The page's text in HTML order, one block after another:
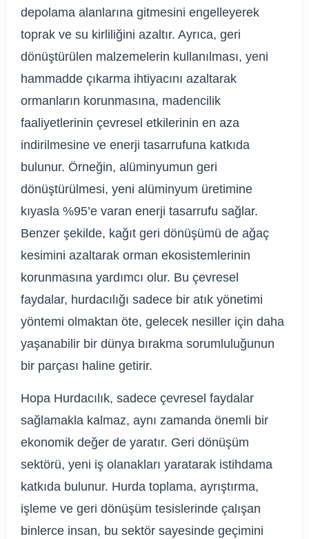
depolama alanlarına gitmesini engelleyerek
toprak ve su kirliliğini azaltır. Ayrıca, geri
dönüştürülen malzemelerin kullanılması, yeni
hammadde çıkarma ihtiyacını azaltarak
ormanların korunmasına, madencilik
faaliyetlerinin çevresel etkilerinin en aza
indirilmesine ve enerji tasarrufuna katkıda
bulunur. Örneğin, alüminyumun geri
dönüştürülmesi, yeni alüminyum üretimine
kıyasla %95’e varan enerji tasarrufu sağlar.
Benzer şekilde, kağıt geri dönüşümü de ağaç
kesimini azaltarak orman ekosistemlerinin
korunmasına yardımcı olur. Bu çevresel
faydalar, hurdacılığı sadece bir atık yönetimi
yöntemi olmaktan öte, gelecek nesiller için daha
yaşanabilir bir dünya bırakma sorumluluğunun
bir parçası haline getirir.
Hopa Hurdacılık, sadece çevresel faydalar
sağlamakla kalmaz, aynı zamanda önemli bir
ekonomik değer de yaratır. Geri dönüşüm
sektörü, yeni iş olanakları yaratarak istihdama
katkıda bulunur. Hurda toplama, ayrıştırma,
işleme ve geri dönüşüm tesislerinde çalışan
binlerce insan, bu sektör sayesinde geçimini